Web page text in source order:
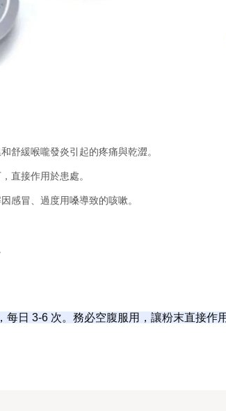
舒緩喉嚨發炎引起的疼痛與乾澀。
直接作用於患處。
感冒、過度用嗓導致的咳嗽。
日 3-6 次。務必空腹服用，讓粉末直接作